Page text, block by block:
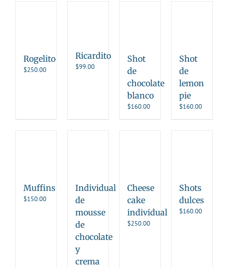
Rogelito
$250.00
Ricardito
$99.00
Shot
de
chocolate
blanco
$160.00
Shot
de
lemon
pie
$160.00
Muffins
$150.00
Individual
de
mousse
de
chocolate
y
crema
Cheese
cake
individual
$250.00
Shots
dulces
$160.00